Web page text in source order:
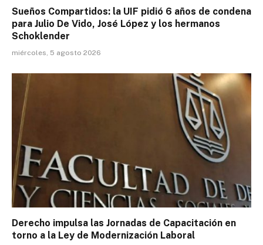
Sueños Compartidos: la UIF pidió 6 años de condena
para Julio De Vido, José López y los hermanos
Schoklender
miércoles, 5 agosto 2026
Derecho impulsa las Jornadas de Capacitación en
torno a la Ley de Modernización Laboral